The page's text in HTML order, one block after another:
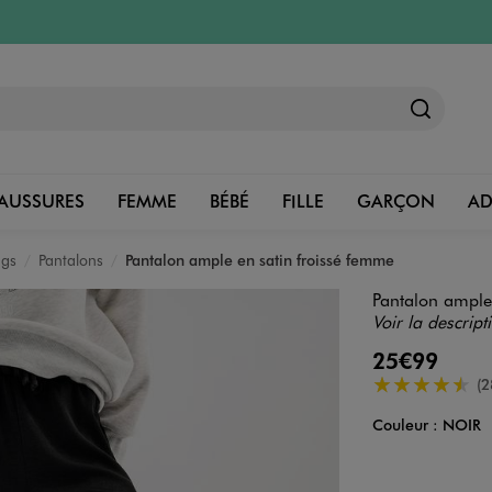
FEMME BÉBÉ FILLE GARÇON
Pantalons Pantalon ample en satin froissé femme
Pantalon
Voir la
25€99
4.5/5 de
Couleur
Couleur : NOIR